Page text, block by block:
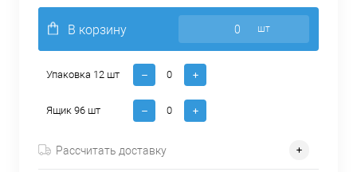
В корзину шт
Упаковка 12 шт
Ящик 96 шт
Рассчитать доставку